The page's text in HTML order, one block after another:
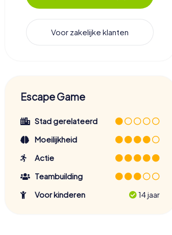
Voor zakelijke klanten
Escape Game
Stad gerelateerd
Moeilijkheid
Actie
Teambuilding
Voor kinderen
14 jaar